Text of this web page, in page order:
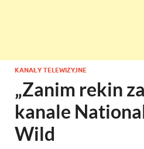
KANAŁY TELEWIZYJNE
„Zanim rekin
kanale
Wild